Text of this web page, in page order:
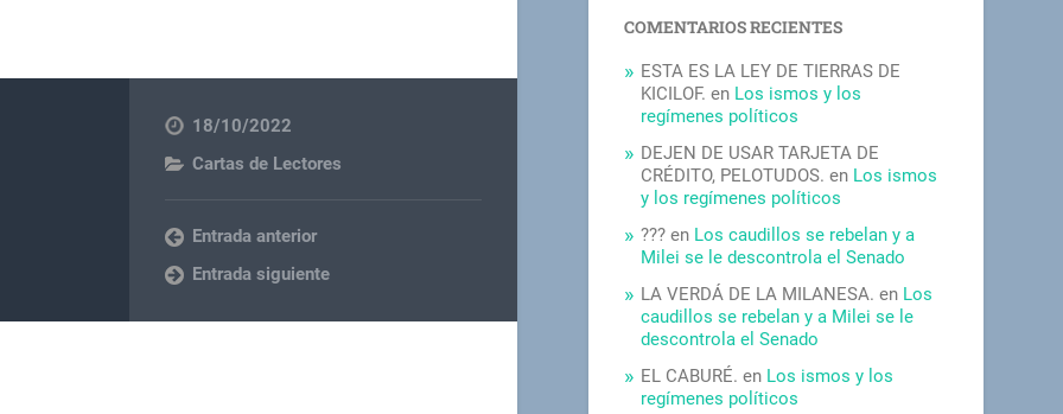
18/10/2022
Cartas de Lectores
Entrada anterior
Entrada siguiente
COMENTARIOS RECIENTES
ESTA ES LA LEY DE TIERRAS DE
KICILOF. en Los ismos y los
regímenes políticos
DEJEN DE USAR TARJETA DE
CRÉDITO, PELOTUDOS. en Los ismos
y los regímenes políticos
??? en Los caudillos se rebelan y a
Milei se le descontrola el Senado
LA VERDÁ DE LA MILANESA. en Los
caudillos se rebelan y a Milei se le
descontrola el Senado
EL CABURÉ. en Los ismos y los
regímenes políticos